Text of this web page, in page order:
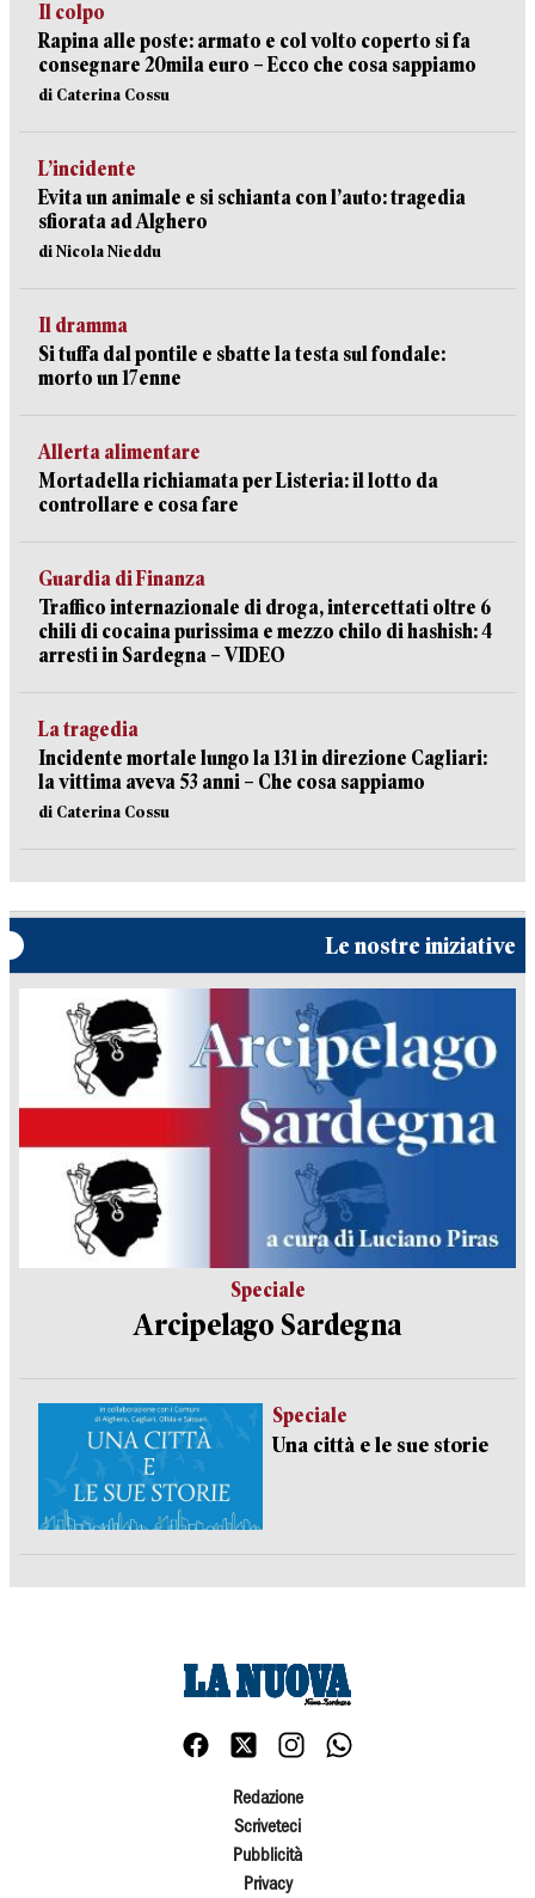
Il colpo
Rapina alle poste: armato e col volto coperto si fa
consegnare 20mila euro – Ecco che cosa sappiamo
di Caterina Cossu
L’incidente
Evita un animale e si schianta con l’auto: tragedia
sfiorata ad Alghero
di Nicola Nieddu
Il dramma
Si tuffa dal pontile e sbatte la testa sul fondale:
morto un 17enne
Allerta alimentare
Mortadella richiamata per Listeria: il lotto da
controllare e cosa fare
Guardia di Finanza
Traffico internazionale di droga, intercettati oltre 6
chili di cocaina purissima e mezzo chilo di hashish: 4
arresti in Sardegna – VIDEO
La tragedia
Incidente mortale lungo la 131 in direzione Cagliari:
la vittima aveva 53 anni – Che cosa sappiamo
di Caterina Cossu
Le nostre iniziative
Speciale
Arcipelago Sardegna
Speciale
Una città e le sue storie
Redazione
Scriveteci
Pubblicità
Privacy